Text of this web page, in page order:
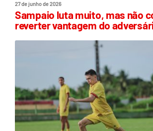
27 de junho de 2026
Sampaio luta muito, mas não
reverter vantagem do